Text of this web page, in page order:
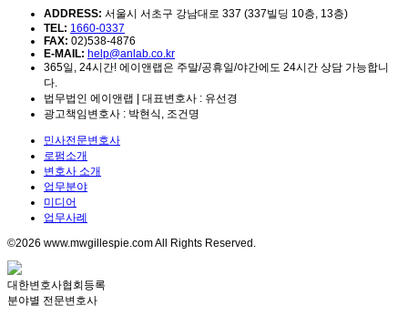
ADDRESS: 서울시 서초구 강남대로 337 (337빌딩 10층, 13층)
TEL: 1660-0337
FAX: 02)538-4876
E-MAIL: help@anlab.co.kr
365일, 24시간! 에이앤랩은 주말/공휴일/야간에도 24시간 상담 가능합니
다.
법무법인 에이앤랩 | 대표변호사 : 유선경
광고책임변호사 : 박현식, 조건명
민사전문변호사
로펌소개
변호사 소개
업무분야
미디어
업무사례
©2026 www.mwgillespie.com All Rights Reserved.
대한변호사협회등록
분야별 전문변호사